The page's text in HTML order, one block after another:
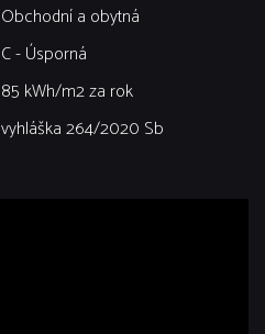
Obchodní a obytná
C - Úsporná
85 kWh/m2 za rok
vyhláška 264/2020 Sb